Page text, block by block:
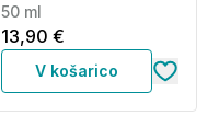
(50 ml)
50 ml
13,90 €
V košarico